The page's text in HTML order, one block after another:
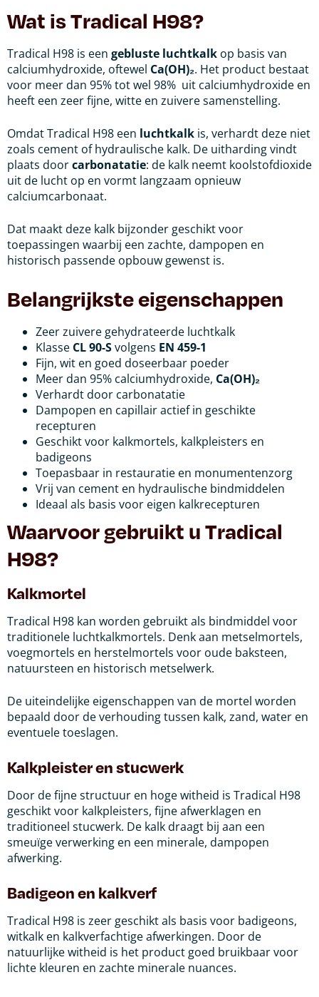
Wat is Tradical H98?
Tradical H98 is een gebluste luchtkalk op basis van
calciumhydroxide, oftewel Ca(OH)₂. Het product bestaat
voor meer dan 95% tot wel 98% uit calciumhydroxide en
heeft een zeer fijne, witte en zuivere samenstelling.
Omdat Tradical H98 een luchtkalk is, verhardt deze niet
zoals cement of hydraulische kalk. De uitharding vindt
plaats doorcarbonatatie: de kalk neemt koolstofdioxide
uit de lucht op en vormt langzaam opnieuw
calciumcarbonaat.
Dat maakt deze kalk bijzonder geschikt voor
toepassingen waarbij een zachte, dampopen en
historisch passende opbouw gewenst is.
Belangrijkste eigenschappen
Zeer zuivere gehydrateerde luchtkalk
Klasse CL 90-Svolgens EN 459-1
Fijn, wit en goed doseerbaar poeder
Meer dan 95% calciumhydroxide, Ca(OH)₂
Verhardt door carbonatatie
Dampopen en capillair actief in geschikte
recepturen
Geschikt voor kalkmortels, kalkpleisters en
badigeons
Toepasbaar in restauratie en monumentenzorg
Vrij van cement en hydraulische bindmiddelen
Ideaal als basis voor eigen kalkrecepturen
Waarvoor gebruikt u Tradical
H98?
Kalkmortel
Tradical H98 kan worden gebruikt als bindmiddel voor
traditionele luchtkalkmortels. Denk aan metselmortels,
voegmortels en herstelmortels voor oude baksteen,
natuursteen en historisch metselwerk.
De uiteindelijke eigenschappen van de mortel worden
bepaald door de verhouding tussen kalk, zand, water en
eventuele toeslagen.
Kalkpleister en stucwerk
Door de fijne structuur en hoge witheid is Tradical H98
geschikt voor kalkpleisters, fijne afwerklagen en
traditioneel stucwerk. De kalk draagt bij aan een
smeuïge verwerking en een minerale, dampopen
afwerking.
Badigeon en kalkverf
Tradical H98 is zeer geschikt als basis voor badigeons,
witkalk en kalkverfachtige afwerkingen. Door de
natuurlijke witheid is het product goed bruikbaar voor
lichte kleuren en zachte minerale nuances.